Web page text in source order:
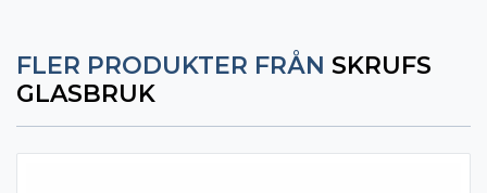
FLER PRODUKTER FRÅN SKRUFS
GLASBRUK